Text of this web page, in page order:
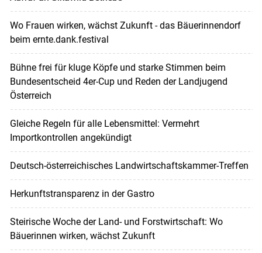
Wo Frauen wirken, wächst Zukunft - das Bäuerinnendorf
beim ernte.dank.festival
Bühne frei für kluge Köpfe und starke Stimmen beim
Bundesentscheid 4er-Cup und Reden der Landjugend
Österreich
Gleiche Regeln für alle Lebensmittel: Vermehrt
Importkontrollen angekündigt
Deutsch-österreichisches Landwirtschaftskammer-Treffen
Herkunftstransparenz in der Gastro
Steirische Woche der Land- und Forstwirtschaft: Wo
Bäuerinnen wirken, wächst Zukunft